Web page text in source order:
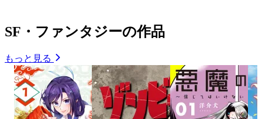
SF・ファンタジーの作品
もっと見る